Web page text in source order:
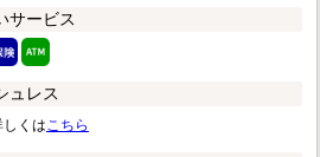
サービス
ュレス
くはこちら